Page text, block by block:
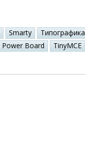
Smarty
Типографика
Power Board
TinyMCE